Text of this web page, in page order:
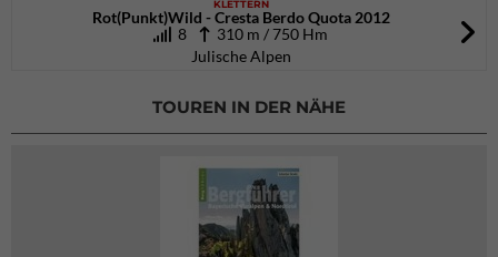
KLETTERN
Rot(Punkt)Wild - Cresta Berdo Quota 2012
8
310 m / 750 Hm
Julische Alpen
TOUREN IN DER NÄHE